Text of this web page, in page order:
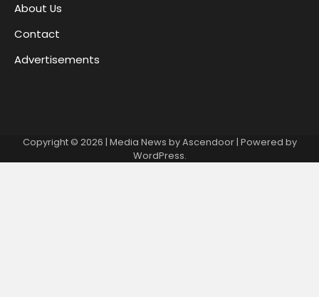
About Us
Contact
Advertisements
Copyright © 2026 | Media News byAscendoor| Powered by
WordPress.